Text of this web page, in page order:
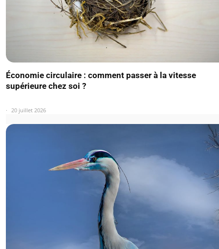
Économie circulaire : comment passer à la vitesse
supérieure chez soi ?
20 juillet 2026